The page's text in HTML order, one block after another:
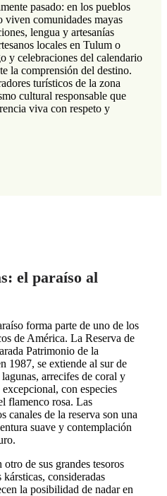
pasado: en los pueblos
comunidades mayas
lengua y artesanías
locales en Tulum o
y celebraciones del calendario
la comprensión del destino.
turísticos de la zona
cultural responsable que
viva con respeto y
el paraíso al
forma parte de uno de los
de América. La Reserva de
Patrimonio de la
1987, se extiende al sur de
arrecifes de coral y
con especies
flamenco rosa. Las
canales de la reserva son una
suave y contemplación
de sus grandes tesoros
consideradas
la posibilidad de nadar en